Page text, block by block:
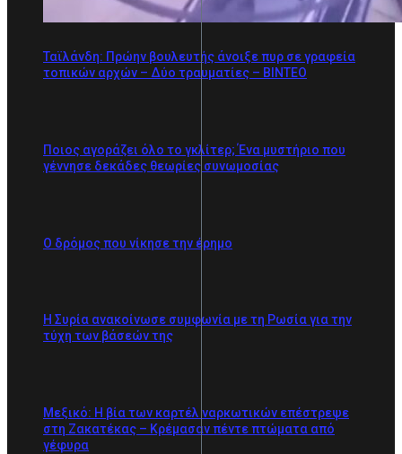
Ταϊλάνδη: Πρώην βουλευτής άνοιξε πυρ σε γραφεία
τοπικών αρχών – Δύο τραυματίες – ΒΙΝΤΕΟ
Ποιος αγοράζει όλο το γκλίτερ; Ένα μυστήριο που
γέννησε δεκάδες θεωρίες συνωμοσίας
Ο δρόμος που νίκησε την έρημο
Η Συρία ανακοίνωσε συμφωνία με τη Ρωσία για την
τύχη των βάσεών της
Μεξικό: Η βία των καρτέλ ναρκωτικών επέστρεψε
στη Zακατέκας – Κρέμασαν πέντε πτώματα από
γέφυρα